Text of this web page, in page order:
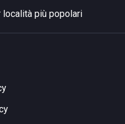
località più popolari